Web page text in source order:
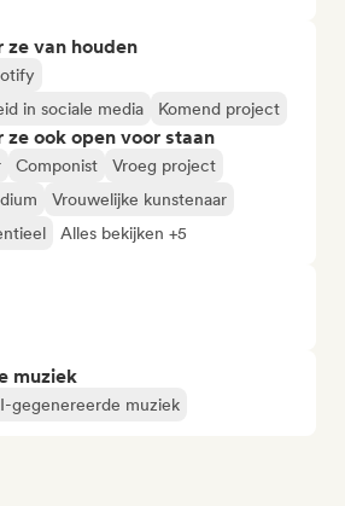
ze van houden
in sociale media
Komend project
ze ook open voor staan
Componist
Vroeg project
Vrouwelijke kunstenaar
Alles bekijken +5
muziek
gegenereerde muziek